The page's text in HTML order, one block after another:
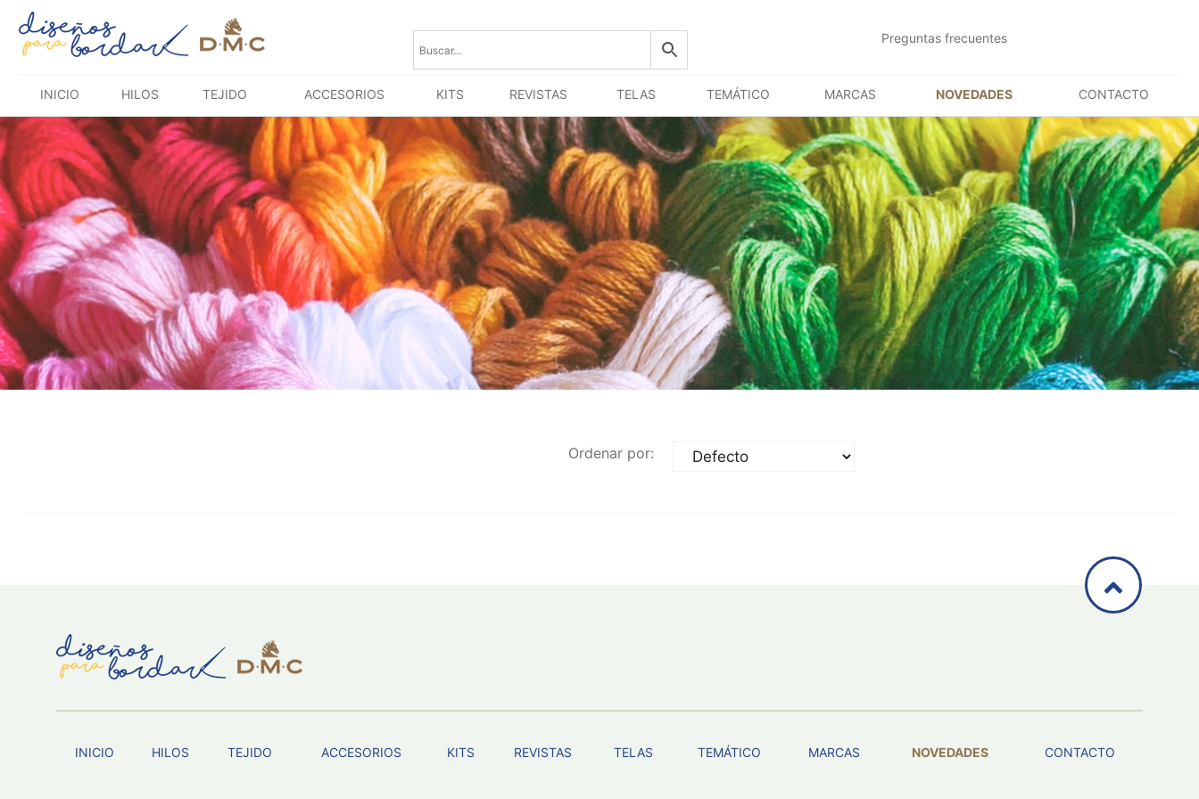
Saltar
contenido
Preguntas frecuentes
INICIO HILOS TEJIDO ACCESORIOS KITS REVISTAS TELAS TEMÁTICO MARCAS NOVEDADES CONTACTO
Ordenar por:
INICIO HILOS TEJIDO ACCESORIOS KITS REVISTAS TELAS TEMÁTICO MARCAS NOVEDADES CONTACTO